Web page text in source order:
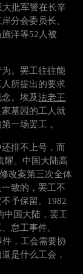
大批军警在长辛
分会委员长、
洋等52人被
。罢工往往能
所提出的要求
。埃及法老王
墓园的工人就
一场罢工 。
排不上号，而
耀。中国大陆高
改案第三次全体
致的，罢工不
予保留。1982
中国大陆，罢工
怠工事件。
件，工会需要协
是什么工会，